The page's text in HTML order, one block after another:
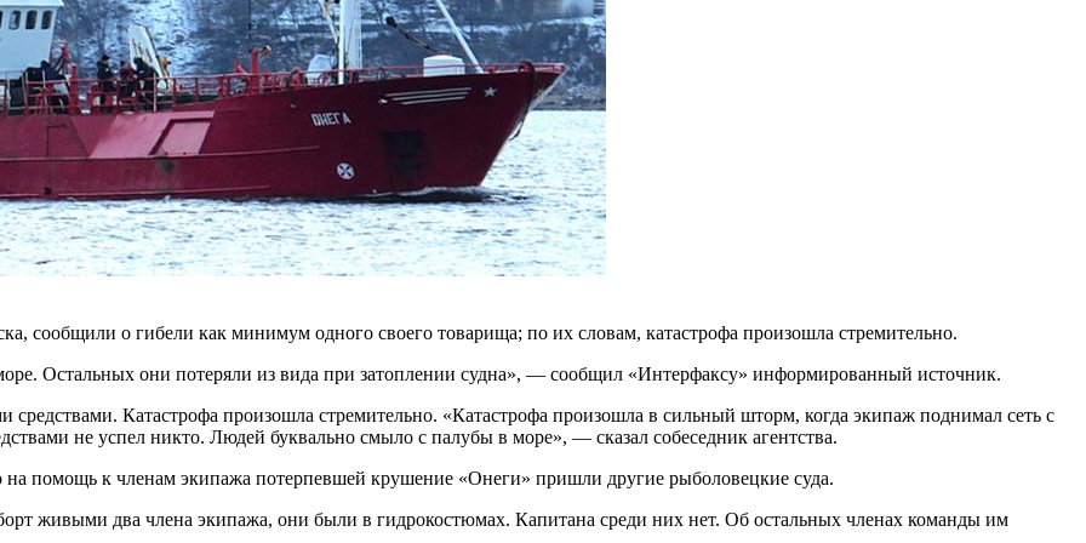
сообщили о гибели как минимум одного своего товарища; по их словам, катастрофа произошла стремительно.
Остальных они потеряли из вида при затоплении судна», — сообщил «Интерфаксу» информированный источник.
средствами. Катастрофа произошла стремительно. «Катастрофа произошла в сильный шторм, когда экипаж поднимал сеть с
не успел никто. Людей буквально смыло с палубы в море», — сказал собеседник агентства.
помощь к членам экипажа потерпевшей крушение «Онеги» пришли другие рыболовецкие суда.
живыми два члена экипажа, они были в гидрокостюмах. Капитана среди них нет. Об остальных членах команды им